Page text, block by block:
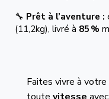
Faites vivre à
🔧 Prêt à l’aventure :
(11,2kg), livré à 85 %